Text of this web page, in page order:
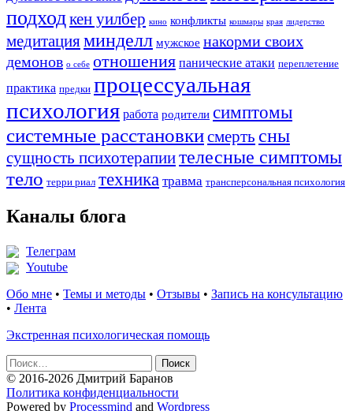
подходкен уилбер кино конфликты кошмары края лидерство
медитацияминделл мужское накорми своих
демонов о себе отношения панические атаки переплетение
практика предки процессуальная
психология работа родители симптомы
системные расстановкисмерть сны
сущность психотерапиителесные симптомы
тело терри риал техника травма трансперсональная психология
Каналы блога
Телеграм
Youtube
Обо мне • Темы и методы • Отзывы • Запись на консультацию
• Лента
Экстренная психологическая помощь
Найти:
© 2016-2026 Дмитрий Баранов
Политика конфиденциальности
Powered by Processmind and Wordpress